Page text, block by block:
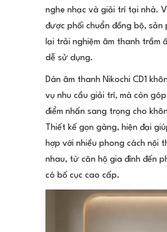
nghe nhạc và giải trí tại nhà.
được phối chuẩn đồng bộ, sản
lại trải nghiệm âm thanh trầm
dễ sử dụng.
Dàn âm thanh Nikochi CD1
vụ nhu cầu giải trí, mà còn
điểm nhấn sang trọng cho
Thiết kế gọn gàng, hiện đại
hợp với nhiều phong cách nội
nhau, từ căn hộ gia đình đến
có bố cục cao cấp.